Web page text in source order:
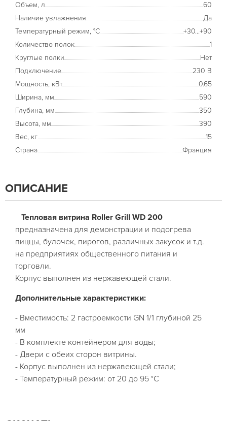
Объем, л
60
Наличие увлажнения
Да
Температурный режим, °С
+30...+90
Количество полок
1
Круглые полки
Нет
Подключение
230 В
Мощность, кВт
0.65
Ширина, мм
590
Глубина, мм
350
Высота, мм
390
Вес, кг
15
Страна
Франция
ОПИСАНИЕ
Тепловая витрина Roller Grill WD 200
предназначена для демонстрации и подогрева
пиццы, булочек, пирогов, различных закусок и т.д.
на предприятиях общественного питания и
торговли.
Корпус выполнен из нержавеющей стали.
Дополнительные характеристики:
- Вместимость: 2 гастроемкости GN 1/1 глубиной 25
мм
- В комплекте контейнером для воды;
- Двери с обеих сторон витрины.
- Корпус выполнен из нержавеющей стали;
- Температурный режим: от 20 до 95 °C